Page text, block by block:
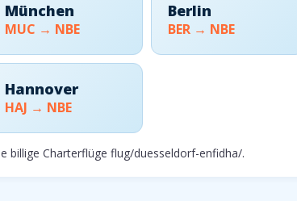
München
MUC → NBE
Berlin
BER → NBE
Hannover
HAJ → NBE
billige Charterflüge flug/duesseldorf-enfidha/.